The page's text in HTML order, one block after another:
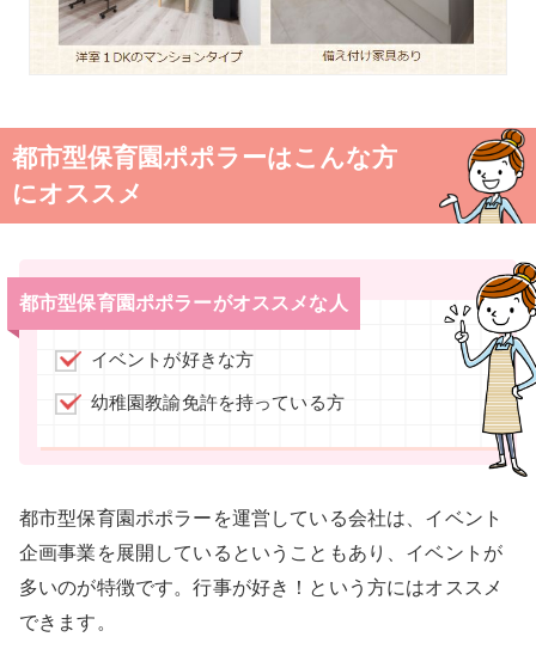
都市型保育園ポポラーはこんな方
にオススメ
都市型保育園ポポラーがオススメな人
イベントが好きな方
幼稚園教諭免許を持っている方
都市型保育園ポポラーを運営している会社は、イベント
企画事業を展開しているということもあり、イベントが
多いのが特徴です。行事が好き！という方にはオススメ
できます。